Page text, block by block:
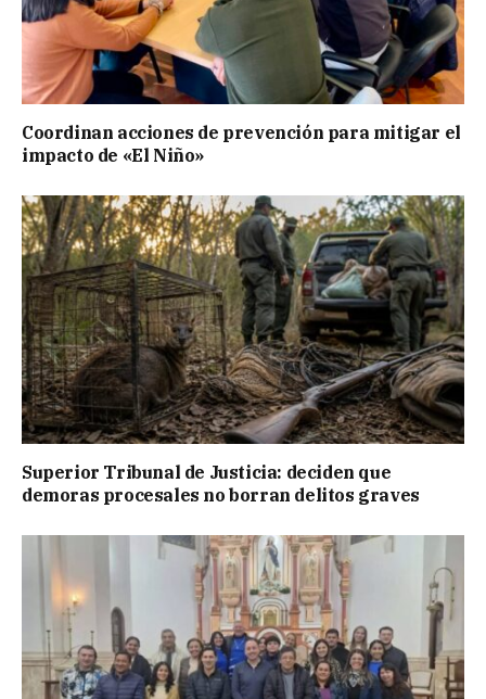
Coordinan acciones de prevención para mitigar el
impacto de «El Niño»
Superior Tribunal de Justicia: deciden que
demoras procesales no borran delitos graves